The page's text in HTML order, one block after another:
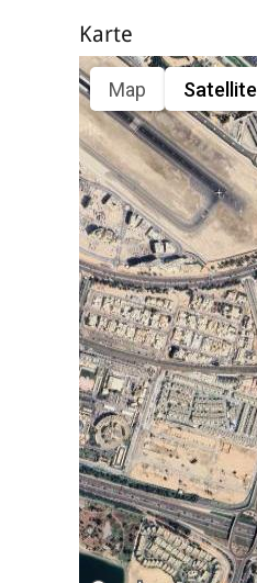
Karte
Map Satellite